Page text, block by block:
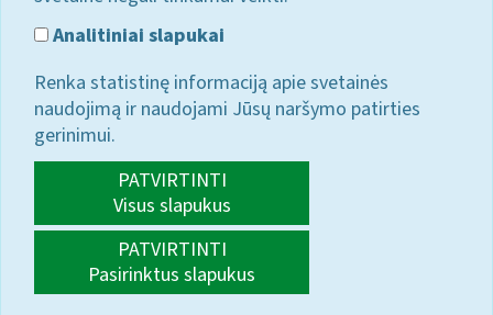
Analitiniai slapukai
Renka statistinę informaciją apie svetainės
naudojimą ir naudojami Jūsų naršymo patirties
gerinimui.
PATVIRTINTI
Visus slapukus
PATVIRTINTI
Pasirinktus slapukus